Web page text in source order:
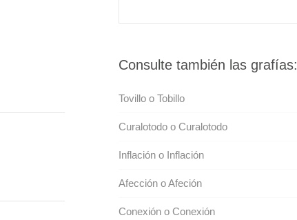
Consulte también las grafías:
Tovillo o Tobillo
Curalotodo o Curalotodo
Inflación o Inflación
Afección o Afeción
Conexión o Conexión